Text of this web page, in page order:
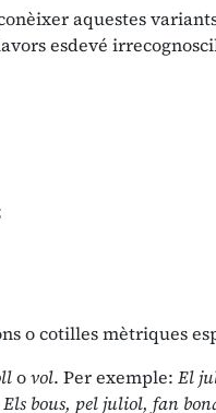
aquestes
esdevé
o cotilles mètriques
ovol. Per exemple: El
Els bous, pel juliol, fan